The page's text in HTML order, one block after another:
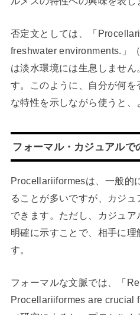
否定文としては、「
freshwater environments.」
は淡水環境には生息しませ
す。このように、自分が何
な特性を示しながら使うと、
フォーマル・カジュアルで
Procellariiformesは、一般的
ることが多いですが、カジ
できます。ただし、カジュ
明確に示すことで、相手に
す。
フォーマルな文脈では、「
Procellariiformes are crucial